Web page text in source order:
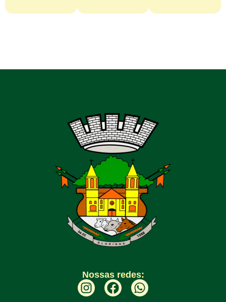
Nossas redes: